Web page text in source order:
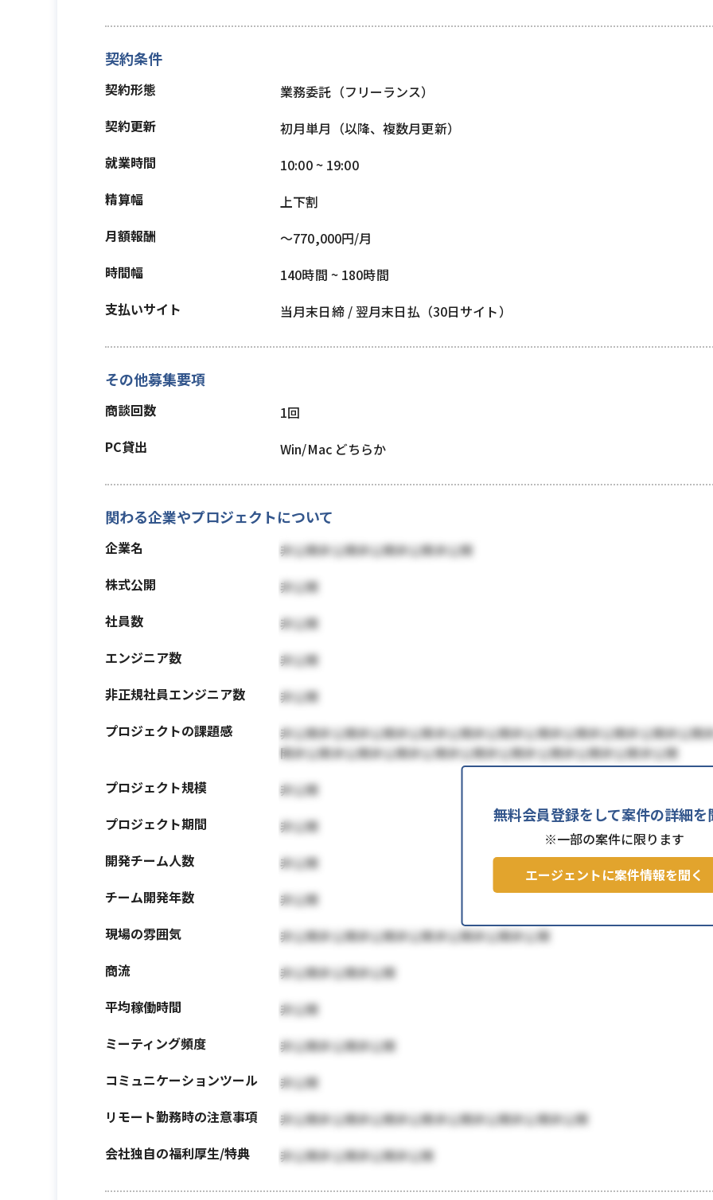
契約条件
契約形態
業務委託（フリーランス）
契約更新
初月単月（以降、複数月更新）
就業時間
10:00 ~ 19:00
精算幅
上下割
月額報酬
〜770,000円/月
時間幅
140時間 ~ 180時間
支払いサイト
当月末日締 / 翌月末日払（30日サイト）
その他募集要項
商談回数
1回
PC貸出
Win/Mac どちらか
無料会員登録をして案件の詳細を
※一部の案件に限ります
エージェントに案件情報を聞く
関わる企業やプロジェクトについて
企業名
非公開非公開非公開非公開非公開
株式公開
非公開
社員数
非公開
エンジニア数
非公開
非正規社員エンジニア数
非公開
プロジェクトの課題感
非公開非公開非公開非公開非公開非公開非公開非公開非公開非公開非公
開非公開非公開非公開非公開非公開非公開非公開非公開非公開非公開
プロジェクト規模
非公開
プロジェクト期間
非公開
開発チーム人数
非公開
チーム開発年数
非公開
現場の雰囲気
非公開非公開非公開非公開非公開非公開非公開
商流
非公開非公開非公開
平均稼働時間
非公開
ミーティング頻度
非公開非公開非公開
コミュニケーションツール
非公開
リモート勤務時の注意事項
非公開非公開非公開非公開非公開非公開非公開非公開
会社独自の福利厚生/特典
非公開非公開非公開非公開